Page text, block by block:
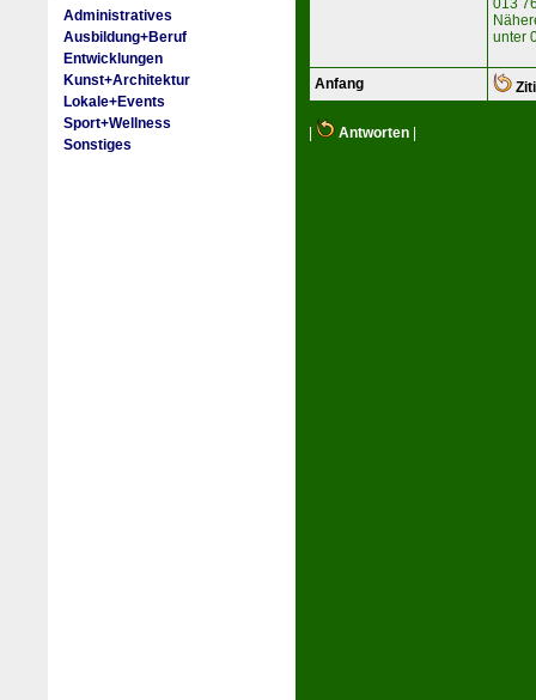
Administratives
Ausbildung+Beruf
Entwicklungen
Kunst+Architektur
Lokale+Events
Sport+Wellness
Sonstiges
013
unter
Anfang
Antworten